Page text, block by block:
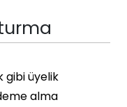
gibi üyelik
alma